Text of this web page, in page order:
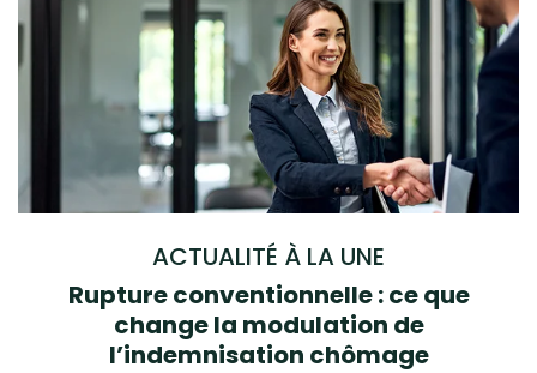
ACTUALITÉ À LA UNE
Rupture conventionnelle : ce que
change la modulation de
l’indemnisation chômage